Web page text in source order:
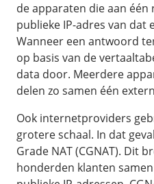
de apparaten die aan
publieke IP-adres van dat
Wanneer een antwoord
op basis van de
data door. Meerdere
delen zo samen één
Ook internetproviders
grotere schaal. In dat
Grade NAT (CGNAT). Dit
honderden klanten